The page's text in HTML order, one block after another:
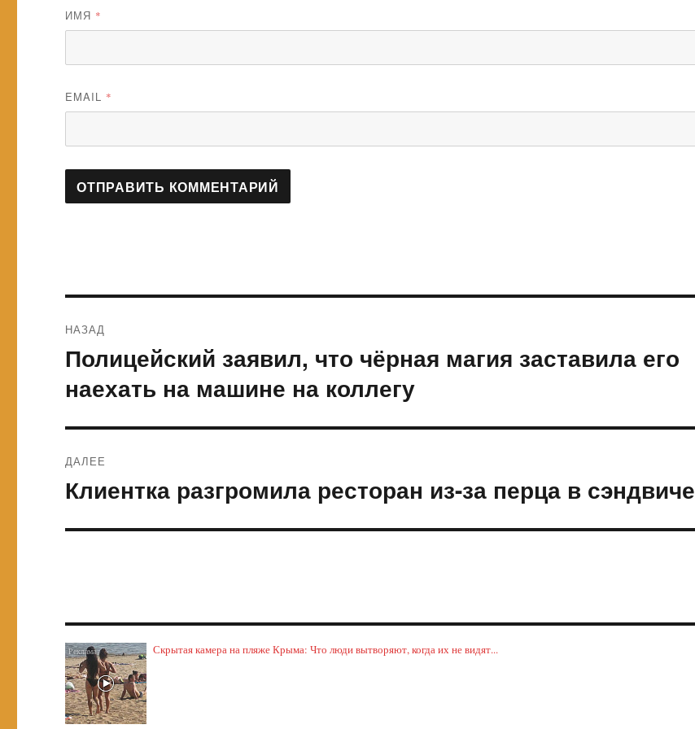
ИМЯ *
EMAIL *
по
записям
НАЗАД
Предыдущая
Полицейский заявил, что чёрная магия заставила его
наехать на машине на коллегу
ДАЛЕЕ
Следующая
Клиентка разгромила ресторан из-за перца в сэндвиче
Скрытая камера на пляже Крыма: Что люди вытворяют, когда их не видят...